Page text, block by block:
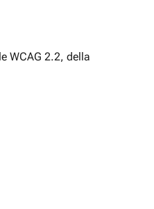
WCAG 2.2, della